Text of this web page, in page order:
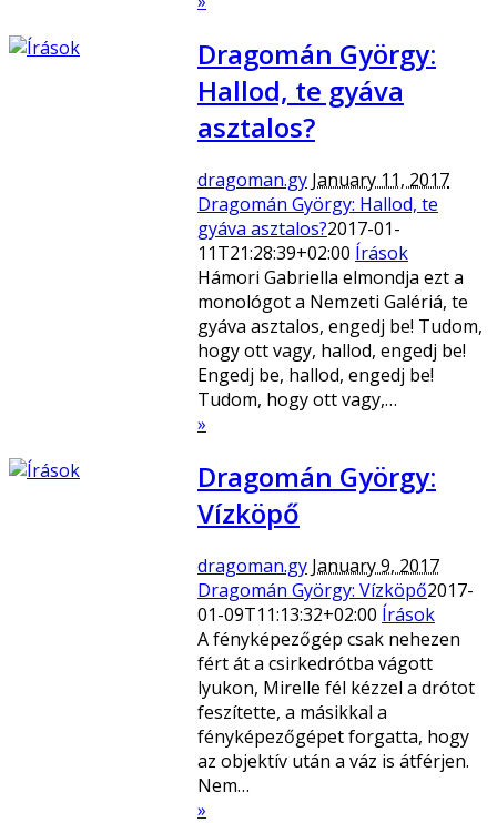
Dragomán György:
Hallod, te gyáva
asztalos?
dragoman.gy January 11, 2017
Dragomán György: Hallod, te
gyáva asztalos?2017-01-
11T21:28:39+02:00 Írások
Hámori Gabriella elmondja ezt a
monológot a Nemzeti Galériá, te
gyáva asztalos, engedj be! Tudom,
hogy ott vagy, hallod, engedj be!
Engedj be, hallod, engedj be!
Tudom, hogy ott vagy,…
»
Dragomán György:
Vízköpő
dragoman.gy January 9, 2017
Dragomán György: Vízköpő2017-
01-09T11:13:32+02:00 Írások
A fényképezőgép csak nehezen
fért át a csirkedrótba vágott
lyukon, Mirelle fél kézzel a drótot
feszítette, a másikkal a
fényképezőgépet forgatta, hogy
az objektív után a váz is átférjen.
Nem…
»